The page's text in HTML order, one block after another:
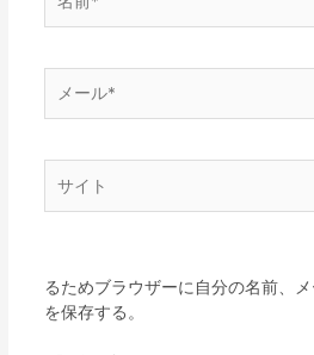
るためブラウザーに自分の名前、
を保存する。